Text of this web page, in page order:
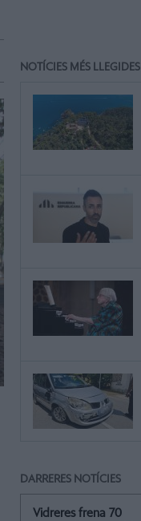
NOTÍCIES MÉS LLEGIDES
DARRERES NOTÍCIES
Vidreres frena 70